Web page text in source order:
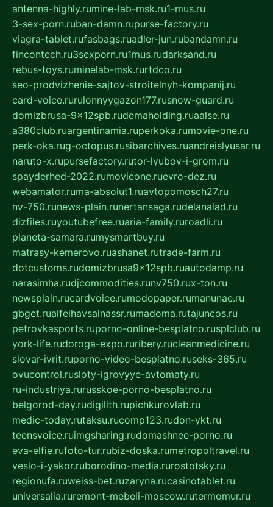
antenna-highly.rumine-lab-msk.ru1-mus.ru
3-sex-porn.ruban-damn.rupurse-factory.ru
viagra-tablet.rufasbags.ruadler-jun.rubandamn.ru
fincontech.ru3sexporn.ru1mus.rudarksand.ru
rebus-toys.ruminelab-msk.rurtdco.ru
seo-prodvizhenie-sajtov-stroitelnyh-kompanij.ru
card-voice.rurulonnyygazon177.rusnow-guard.ru
domizbrusa-9x12spb.rudemaholding.ruaalse.ru
a380club.ruargentinamia.ruperkoka.rumovie-one.ru
perk-oka.rug-octopus.rusibarchives.ruandreislyusar.ru
naruto-x.rupursefactory.rutor-lyubov-i-grom.ru
spayderhed-2022.rumovieone.ruevro-dez.ru
webamator.ruma-absolut1.ruavtopomosch27.ru
nv-750.runews-plain.runertansaga.rudelanalad.ru
dizfiles.ruyoutubefree.ruaria-family.ruroadli.ru
planeta-samara.rumysmartbuy.ru
matrasy-kemerovo.ruashanet.rutrade-farm.ru
dotcustoms.rudomizbrusa9x12spb.ruautodamp.ru
narasimha.rudjcommodities.runv750.rux-ton.ru
newsplain.rucardvoice.rumodopaper.rumanunae.ru
gbget.rualfeihavsalnassr.rumadoma.rutajuncos.ru
petrovkasports.ruporno-online-besplatno.rusplclub.ru
york-life.rudoroga-expo.ruribery.rucleanmedicine.ru
slovar-ivrit.ruporno-video-besplatno.ruseks-365.ru
ovucontrol.rusloty-igrovyye-avtomaty.ru
ru-industriya.rurusskoe-porno-besplatno.ru
belgorod-day.rudigilith.rupichkurovlab.ru
medic-today.rutaksu.rucomp123.rudon-ykt.ru
teensvoice.ruimgsharing.rudomashnee-porno.ru
eva-elfie.rufoto-tur.rubiz-doska.rumetropoltravel.ru
veslo-i-yakor.ruborodino-media.rurostotsky.ru
regionufa.ruweiss-bet.ruzaryna.rucasinotablet.ru
universalia.ruremont-mebeli-moscow.rutermomur.ru